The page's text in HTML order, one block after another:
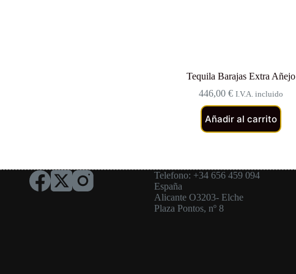
Tequila Barajas Extra Añejo
446,00 € I.V.A. incluido
Añadir al carrito
Telefono: +34 656 459 094
España
Alicante O3203- Elche
Plaza Pontos, nº 8